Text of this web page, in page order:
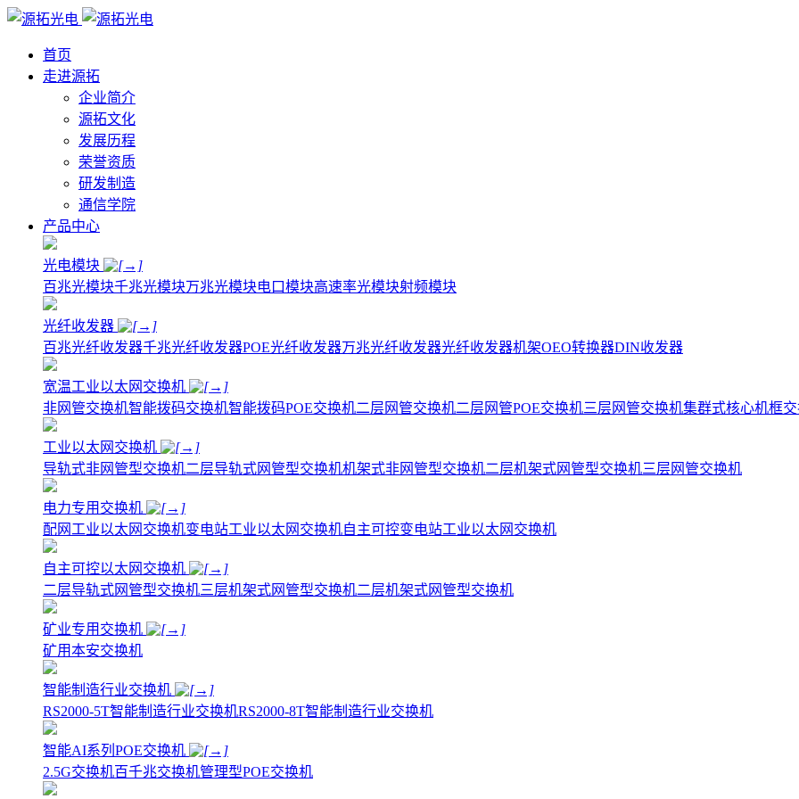
首页
走进源拓
企业简介
源拓文化
发展历程
荣誉资质
研发制造
通信学院
产品中心
光电模块
百兆光模块千兆光模块万兆光模块电口模块高速率光模块射频模块
光纤收发器
百兆光纤收发器千兆光纤收发器POE光纤收发器万兆光纤收发器光纤收发器机架OEO转换器DIN收发器
宽温工业以太网交换机
非网管交换机智能拨码交换机智能拨码POE交换机二层网管交换机二层网管POE交换机三层网管交换机集群式核心机框
工业以太网交换机
导轨式非网管型交换机二层导轨式网管型交换机机架式非网管型交换机二层机架式网管型交换机三层网管交换机
电力专用交换机
配网工业以太网交换机变电站工业以太网交换机自主可控变电站工业以太网交换机
自主可控以太网交换机
二层导轨式网管型交换机三层机架式网管型交换机二层机架式网管型交换机
矿业专用交换机
矿用本安交换机
智能制造行业交换机
RS2000-5T智能制造行业交换机RS2000-8T智能制造行业交换机
智能AI系列POE交换机
2.5G交换机百千兆交换机管理型POE交换机